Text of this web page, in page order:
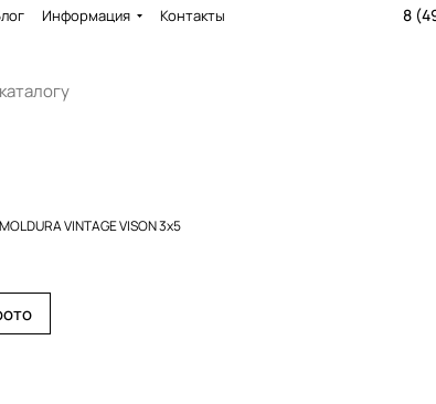
Информация Контакты 8
VINTAGE VISON 3x5